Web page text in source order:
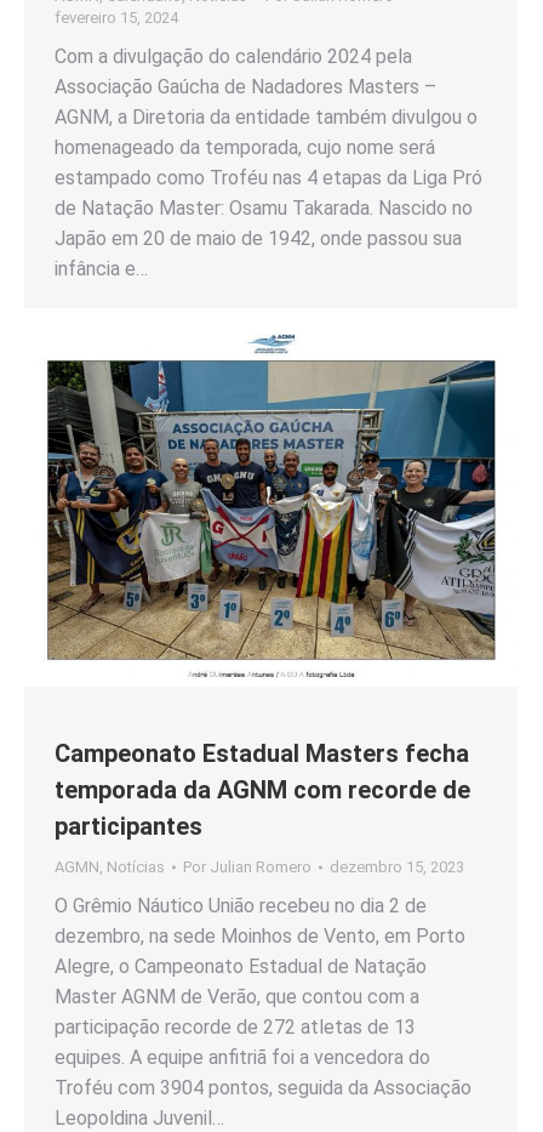
fevereiro 15, 2024
Com a divulgação do calendário 2024 pela
Associação Gaúcha de Nadadores Masters –
AGNM, a Diretoria da entidade também divulgou o
homenageado da temporada, cujo nome será
estampado como Troféu nas 4 etapas da Liga Pró
de Natação Master: Osamu Takarada. Nascido no
Japão em 20 de maio de 1942, onde passou sua
infância e…
Campeonato Estadual Masters fecha
temporada da AGNM com recorde de
participantes
AGMN Notícias Por Julian Romero dezembro 15, 2023
O Grêmio Náutico União recebeu no dia 2 de
dezembro, na sede Moinhos de Vento, em Porto
Alegre, o Campeonato Estadual de Natação
Master AGNM de Verão, que contou com a
participação recorde de 272 atletas de 13
equipes. A equipe anfitriã foi a vencedora do
Troféu com 3904 pontos, seguida da Associação
Leopoldina Juvenil…